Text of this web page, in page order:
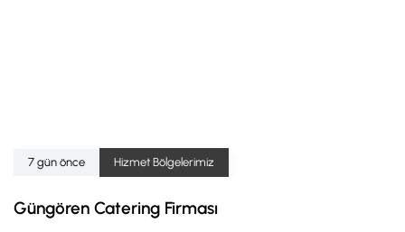
7 gün önce Hizmet Bölgelerimiz
Güngören Catering Firması